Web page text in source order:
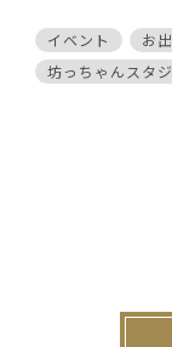
イベント お
坊っちゃんスタ